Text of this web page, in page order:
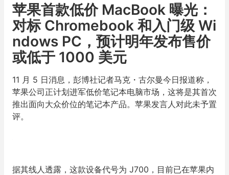
苹果首款低价 MacBook 曝光：
对标 Chromebook 和入门级 Wi
ndows PC，预计明年发布售价
或低于 1000 美元
11 月 5 日消息，彭博社记者马克・古尔曼今日报道称，
苹果公司正计划进军低价笔记本电脑市场，这将是其首次
推出面向大众价位的笔记本产品。苹果发言人对此未予置
评。
据其线人透露，这款设备代号为 J700，目前已在苹果内